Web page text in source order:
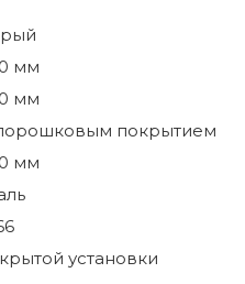
мм
мм
покрытием
мм
установки